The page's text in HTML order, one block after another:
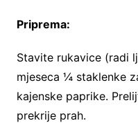
Priprema:
Stavite rukavice (radi
mjeseca ¼ staklenke
kajenske paprike.
prekrije prah.